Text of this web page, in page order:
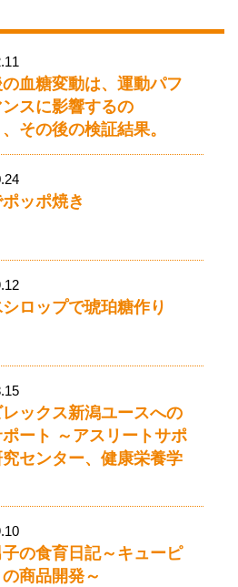
の血糖変動は、運動パフ
ンスに影響するの
その後の検証結果。
ッポ焼き
ロップで琥珀糖作り
ックス新潟ユースへの
ート ～アスリートサポ
センター、健康栄養学
の食育日記～キューピ
商品開発～